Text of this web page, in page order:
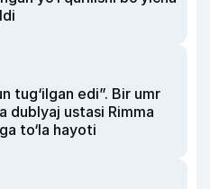
tug‘ilgan edi”. Bir umr
dublyaj ustasi Rimma
to‘la hayoti